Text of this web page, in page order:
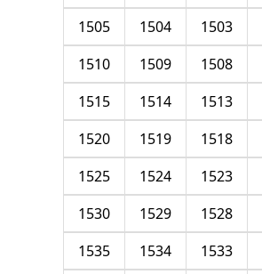
1503
1504
1505
1508
1509
1510
1513
1514
1515
1518
1519
1520
1523
1524
1525
1528
1529
1530
1533
1534
1535